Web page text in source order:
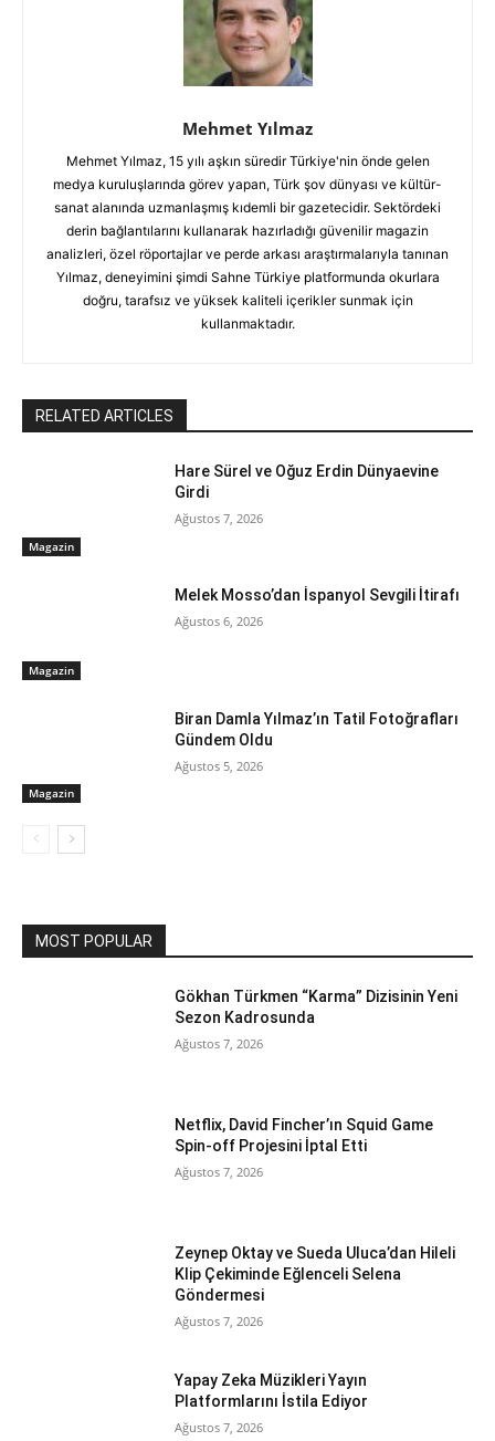
Mehmet Yılmaz
Mehmet Yılmaz, 15 yılı aşkın süredir Türkiye'nin önde gelen
medya kuruluşlarında görev yapan, Türk şov dünyası ve kültür-
sanat alanında uzmanlaşmış kıdemli bir gazetecidir. Sektördeki
derin bağlantılarını kullanarak hazırladığı güvenilir magazin
analizleri, özel röportajlar ve perde arkası araştırmalarıyla tanınan
Yılmaz, deneyimini şimdi Sahne Türkiye platformunda okurlara
doğru, tarafsız ve yüksek kaliteli içerikler sunmak için
kullanmaktadır.
RELATED ARTICLES
Magazin
Hare Sürel ve Oğuz Erdin Dünyaevine
Girdi
Ağustos 7, 2026
Magazin
Melek Mosso’dan İspanyol Sevgili İtirafı
Ağustos 6, 2026
Magazin
Biran Damla Yılmaz’ın Tatil Fotoğrafları
Gündem Oldu
Ağustos 5, 2026
MOST POPULAR
Gökhan Türkmen “Karma” Dizisinin Yeni
Sezon Kadrosunda
Ağustos 7, 2026
Netflix, David Fincher’ın Squid Game
Spin-off Projesini İptal Etti
Ağustos 7, 2026
Zeynep Oktay ve Sueda Uluca’dan Hileli
Klip Çekiminde Eğlenceli Selena
Göndermesi
Ağustos 7, 2026
Yapay Zeka Müzikleri Yayın
Platformlarını İstila Ediyor
Ağustos 7, 2026